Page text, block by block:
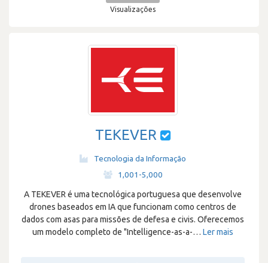
Visualizações
TEKEVER
Tecnologia da Informação
1,001-5,000
A TEKEVER é uma tecnológica portuguesa que desenvolve
drones baseados em IA que funcionam como centros de
dados com asas para missões de defesa e civis. Oferecemos
um modelo completo de "Intelligence-as-a-… Ler mais